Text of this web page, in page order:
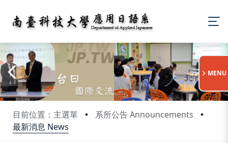
目前位置：主選單
系所公告 Announcements
最新消息 News
:::
MENU